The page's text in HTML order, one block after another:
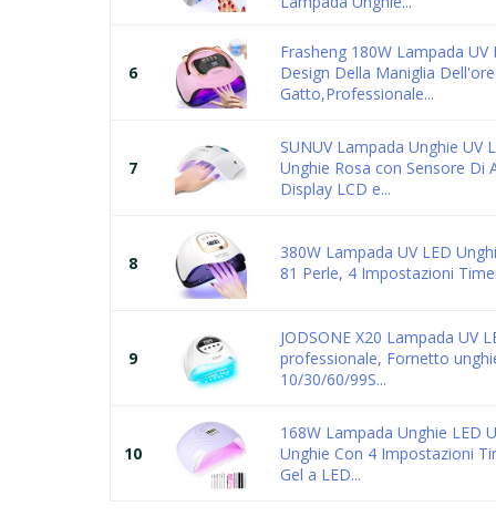
6
Frasheng 180W Lampada
Design Della Maniglia
Gatto,Professionale...
7
SUNUV Lampada Unghie UV
Unghie Rosa con Sensore Di
Display LCD e...
8
380W Lampada UV LED
81 Perle, 4 Impostazioni
9
JODSONE X20 Lampada UV
professionale, Fornetto
10/30/60/99S...
10
168W Lampada Unghie LED
Unghie Con 4 Impostazioni
Gel a LED...